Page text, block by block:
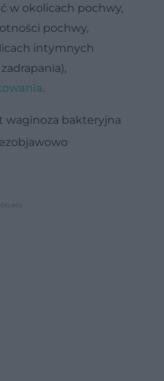
w okolicach pochwy,
pochwy,
intymnych
.
waginoza bakteryjna